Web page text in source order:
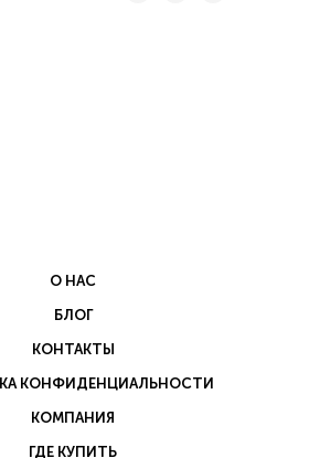
КОНФИДЕНЦИАЛЬНОСТИ
СОГЛАШЕНИЕ
ДОГОВОР-ОФЕРТА
О НАС
БЛОГ
КОНТАКТЫ
КОНФИДЕНЦИАЛЬНОСТИ
КОМПАНИЯ
ГДЕ КУПИТЬ